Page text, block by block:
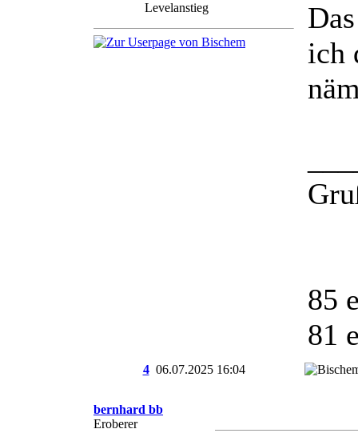
ich
85
81
4 06.07.2025 16:04
bernhard bb
Eroberer